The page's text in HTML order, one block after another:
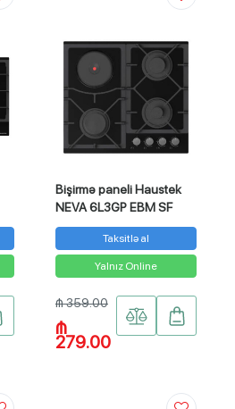
Bişirmə paneli Haustek
NEVA 6L3GP EBM SF
Taksitlə al
Yalnız Online
₼ 359.00
₼
279.00